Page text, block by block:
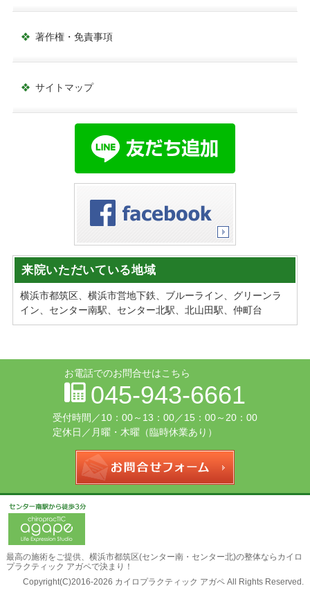
著作権・免責事項
サイトマップ
来院いただいている地域
横浜市都筑区、横浜市営地下鉄、ブルーライン、グリーンラ
イン、センター南駅、センター北駅、北山田駅、仲町台
お電話でのお問合せはこちら
045-943-6661
受付時間／10：00～13：00／15：00～20：00
定休日／月曜・木曜（臨時休業あり）
最高の施術をご提供、 横浜市都筑区(センター南・センター北)の整体ならカイロ
プラクティック アガペで決まり！
Copyright(C)2016-2026 カイロプラクティック アガペ All Rights Reserved.